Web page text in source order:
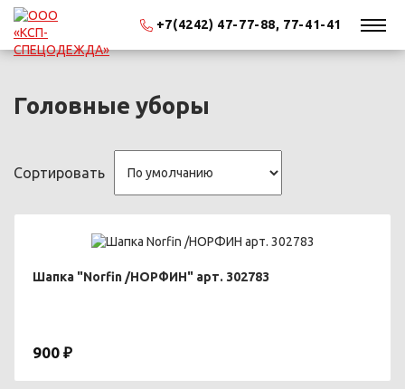
+7(4242) 47-77-88, 77-41-41
Головные уборы
Сортировать
Шапка "Norfin /НОРФИН" арт. 302783
900 ₽